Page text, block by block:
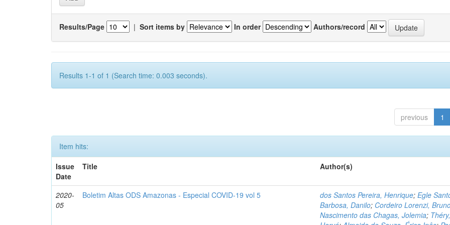
Results/Page | Sort items by In order Authors/record
Results 1-1 of 1 (Search time: 0.003 seconds).
previous 1
Item hits:
Issue
Date
Title Author(s)
2020-
05
Boletim Altas ODS Amazonas - Especial COVID-19 vol 5 dos Santos Pereira, Henrique;Egle
Barbosa, Danilo; Cordeiro Lorenzi,
Nascimento das Chagas, Jolemia; Théry,